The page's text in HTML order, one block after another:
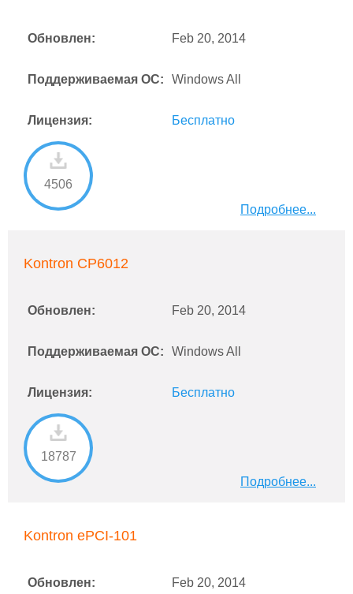
Обновлен: Feb 20, 2014
Поддерживаемая ОС: Windows All
Лицензия: Бесплатно
4506
Подробнее...
Kontron CP6012
Обновлен: Feb 20, 2014
Поддерживаемая ОС: Windows All
Лицензия: Бесплатно
18787
Подробнее...
Kontron ePCI-101
Обновлен: Feb 20, 2014